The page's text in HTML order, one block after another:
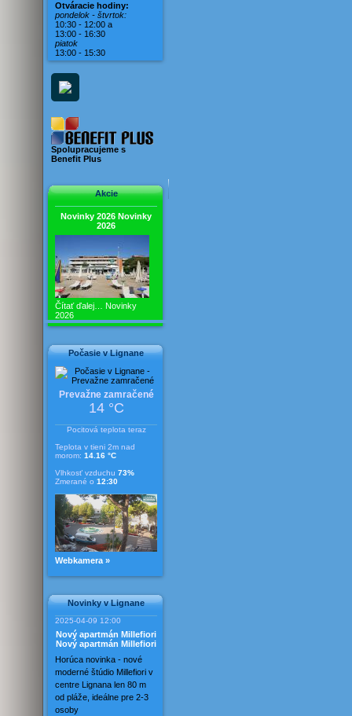
Vila Mušľa
Vila Nerona
Vila Rosina
Vila Viera
Vila Vivien
Otváracie hodiny:
pondelok - štvrtok:
10:30 - 12:00 a
13:00 - 16:30
piatok
13:00 - 15:30
Spolupracujeme s
Benefit Plus
Akcie
Novinky 2026 Novinky
2026
Čítať ďalej… Novinky
2026
Počasie v Lignane
Prevažne zamračené
14 °C
Pocitová teplota teraz
Teplota v tieni 2m nad
morom: 14.16 °C
Vlhkosť vzduchu 73%
Zmerané o 12:30
Webkamera »
Novinky v Lignane
2025-04-09 12:00
Nový apartmán Millefiori
Nový apartmán Millefiori
Horúca novinka - nové
moderné štúdio Millefiori v
centre Lignana len 80 m
od pláže, ideálne pre 2-3
osoby